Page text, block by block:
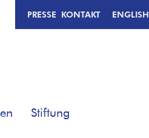
PRESSE KONTAKT ENGLISH
Stiftung